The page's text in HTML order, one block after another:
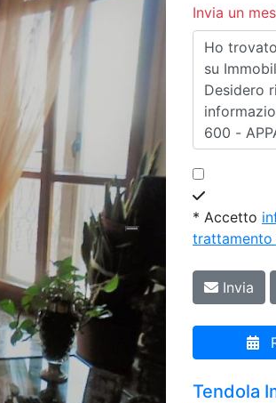
Invia un
* Accetto
trattamento
Invia
Tendola